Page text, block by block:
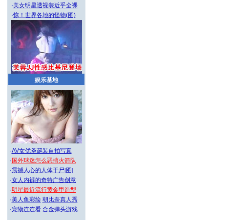
·美女明星透视装近乎全裸
·惊！世界各地的怪物(图)
娱乐基地
·AV女优圣诞装自拍写真
· 国外球迷怎么恶搞火箭队
·震撼人心的人体干尸[图]
·女人内裤的奇特广告创意
·明星最近流行黄金甲造型
·美人鱼彩绘 朝比奈真人秀
·宠物连连看 合金弹头游戏